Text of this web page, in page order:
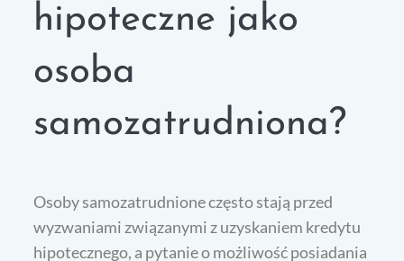
hipoteczne jako
osoba
samozatrudniona?
Osoby samozatrudnione często stają przed
wyzwaniami związanymi z uzyskaniem kredytu
hipotecznego, a pytanie o możliwość posiadania